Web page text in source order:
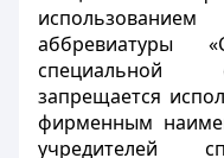
аббревиатуры
специальной
запрещается
фирменным
учредителей